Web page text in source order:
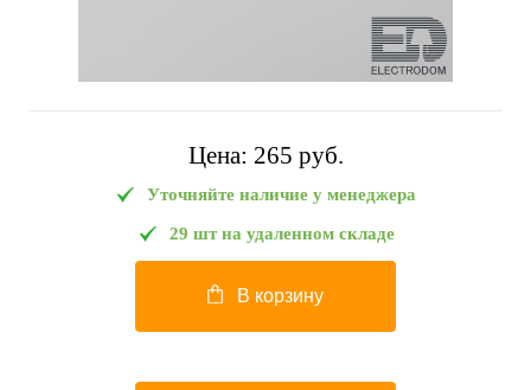
Цена: 265 pуб.
Уточняйте наличие у менеджера
29 шт на удаленном складе
В корзину